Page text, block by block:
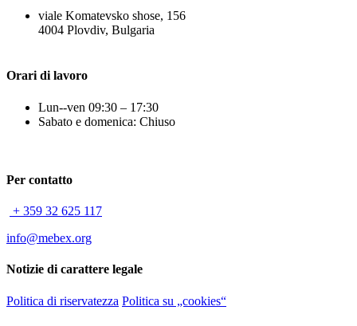
viale Komatevsko shose, 156
4004 Plovdiv, Bulgaria
Orari di lavoro
Lun--ven 09:30 – 17:30
Sabato e domenica: Chiuso
Per contatto
+ 359 32 625 117
info@mebex.org
Notizie di carattere legale
Politica di riservatezza Politica su „cookies“